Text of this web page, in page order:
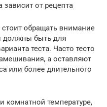
от рецепта
обращать внимание
должны быть для
теста. Часто тесто
а оставляют
или более длительного
комнатной температуре,